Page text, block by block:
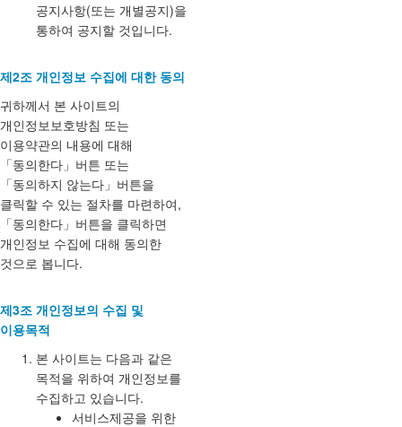
공지사항(또는 개별공지)을
통하여 공지할 것입니다.
제2조 개인정보 수집에 대한 동의
귀하께서 본 사이트의
개인정보보호방침 또는
이용약관의 내용에 대해
「동의한다」버튼 또는
「동의하지 않는다」버튼을
클릭할 수 있는 절차를 마련하여,
「동의한다」버튼을 클릭하면
개인정보 수집에 대해 동의한
것으로 봅니다.
제3조 개인정보의 수집 및
이용목적
본 사이트는 다음과 같은
목적을 위하여 개인정보를
수집하고 있습니다.
서비스제공을 위한